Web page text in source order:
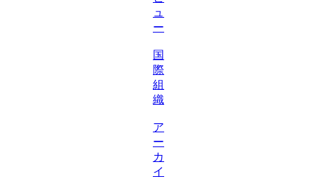
ュ
ー
国
際
組
織
ア
ー
カ
イ